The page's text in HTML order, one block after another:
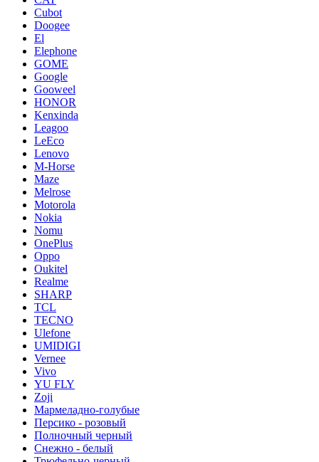
Cubot
Doogee
El
Elephone
GOME
Google
Gooweel
HONOR
Kenxinda
Leagoo
LeEco
Lenovo
M-Horse
Maze
Melrose
Motorola
Nokia
Nomu
OnePlus
Oppo
Oukitel
Realme
SHARP
TCL
TECNO
Ulefone
UMIDIGI
Vernee
Vivo
YU FLY
Zoji
Мармеладно-голубые
Персико - розовый
Полночный черный
Снежно - белый